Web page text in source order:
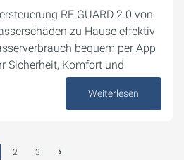
RE.GUARD 2.0 von
zu Hause effektiv
bequem per App
Sicherheit, Komfort und
Weiterlesen
2 3